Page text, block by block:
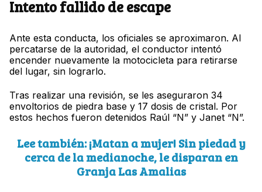
Intento fallido de escape
Ante esta conducta, los oficiales se aproximaron. Al
percatarse de la autoridad, el conductor intentó
encender nuevamente la motocicleta para retirarse
del lugar, sin lograrlo.
Tras realizar una revisión, se les aseguraron 34
envoltorios de piedra base y 17 dosis de cristal. Por
estos hechos fueron detenidos Raúl “N” y Janet “N”.
Lee también: ¡Matan a mujer! Sin piedad y
cerca de la medianoche, le disparan en
Granja Las Amalias